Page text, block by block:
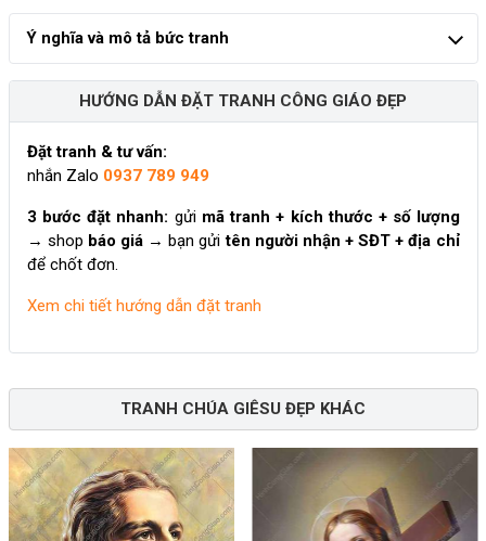
Ý nghĩa và mô tả bức tranh
HƯỚNG DẪN ĐẶT TRANH CÔNG GIÁO ĐẸP
Đặt tranh & tư vấn:
nhắn Zalo 0937 789 949
3 bước đặt nhanh: gửi mã tranh + kích thước + số lượng
→ shop báo giá→ bạn gửitên người nhận + SĐT + địa chỉ
để chốt đơn.
Xem chi tiết hướng dẫn đặt tranh
TRANH CHÚA GIÊSU ĐẸP KHÁC